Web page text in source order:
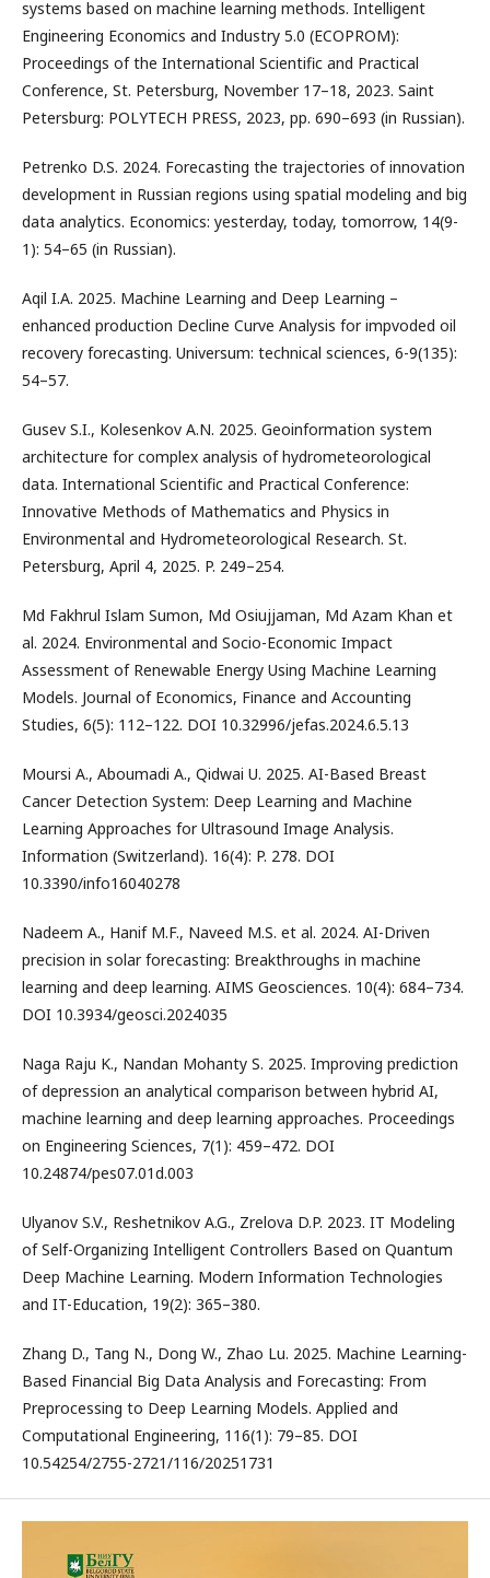
systems based on machine learning methods. Intelligent
Engineering Economics and Industry 5.0 (ECOPROM):
Proceedings of the International Scientific and Practical
Conference, St. Petersburg, November 17–18, 2023. Saint
Petersburg: POLYTECH PRESS, 2023, pp. 690–693 (in Russian).
Petrenko D.S. 2024. Forecasting the trajectories of innovation
development in Russian regions using spatial modeling and big
data analytics. Economics: yesterday, today, tomorrow, 14(9-
1): 54–65 (in Russian).
Aqil I.A. 2025. Machine Learning and Deep Learning –
enhanced production Decline Curve Analysis for impvoded oil
recovery forecasting. Universum: technical sciences, 6-9(135):
54–57.
Gusev S.I., Kolesenkov A.N. 2025. Geoinformation system
architecture for complex analysis of hydrometeorological
data. International Scientific and Practical Conference:
Innovative Methods of Mathematics and Physics in
Environmental and Hydrometeorological Research. St.
Petersburg, April 4, 2025. P. 249–254.
Md Fakhrul Islam Sumon, Md Osiujjaman, Md Azam Khan et
al. 2024. Environmental and Socio-Economic Impact
Assessment of Renewable Energy Using Machine Learning
Models. Journal of Economics, Finance and Accounting
Studies, 6(5): 112–122. DOI 10.32996/jefas.2024.6.5.13
Moursi A., Aboumadi A., Qidwai U. 2025. AI-Based Breast
Cancer Detection System: Deep Learning and Machine
Learning Approaches for Ultrasound Image Analysis.
Information (Switzerland). 16(4): P. 278. DOI
10.3390/info16040278
Nadeem A., Hanif M.F., Naveed M.S. et al. 2024. AI-Driven
precision in solar forecasting: Breakthroughs in machine
learning and deep learning. AIMS Geosciences. 10(4): 684–734.
DOI 10.3934/geosci.2024035
Naga Raju K., Nandan Mohanty S. 2025. Improving prediction
of depression an analytical comparison between hybrid AI,
machine learning and deep learning approaches. Proceedings
on Engineering Sciences, 7(1): 459–472. DOI
10.24874/pes07.01d.003
Ulyanov S.V., Reshetnikov A.G., Zrelova D.P. 2023. IT Modeling
of Self-Organizing Intelligent Controllers Based on Quantum
Deep Machine Learning. Modern Information Technologies
and IT-Education, 19(2): 365–380.
Zhang D., Tang N., Dong W., Zhao Lu. 2025. Machine Learning-
Based Financial Big Data Analysis and Forecasting: From
Preprocessing to Deep Learning Models. Applied and
Computational Engineering, 116(1): 79–85. DOI
10.54254/2755-2721/116/20251731